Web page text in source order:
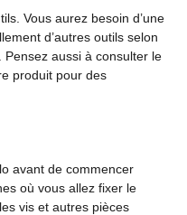
Vous aurez besoin d’une
d’autres outils selon
aussi à consulter le
produit pour des
avant de commencer
où vous allez fixer le
vis et autres pièces